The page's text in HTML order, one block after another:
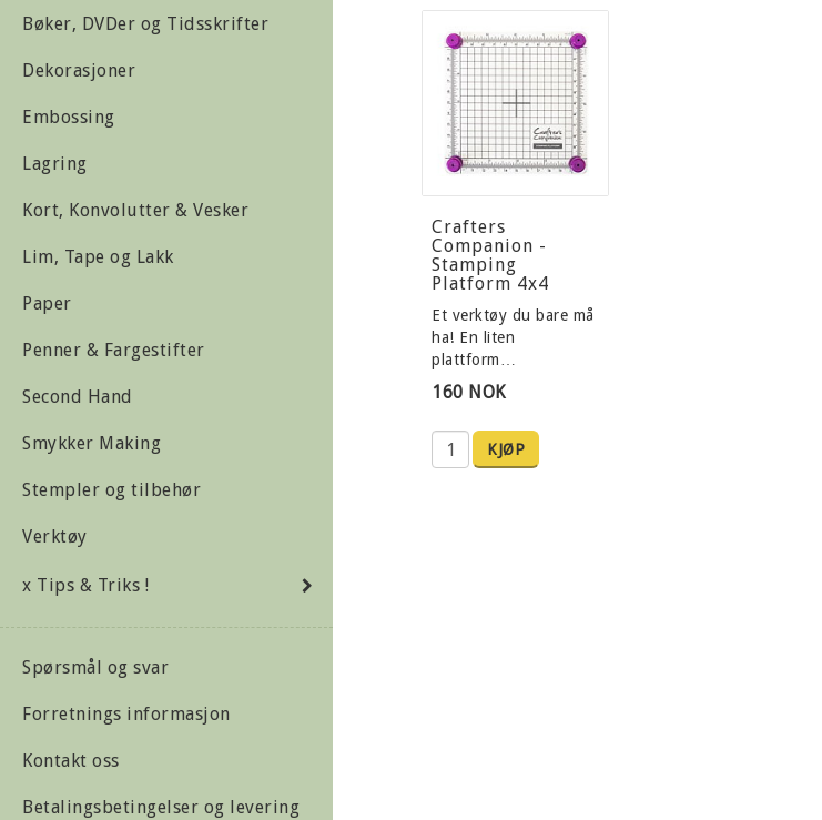
Bøker, DVDer og Tidsskrifter
Dekorasjoner
Embossing
Lagring
Kort, Konvolutter & Vesker
Lim, Tape og Lakk
Paper
Penner & Fargestifter
Second Hand
Smykker Making
Stempler og tilbehør
Verktøy
x Tips & Triks !
Spørsmål og svar
Forretnings informasjon
Kontakt oss
Betalingsbetingelser og levering
Crafters
Companion -
Stamping
Platform 4x4
Et verktøy du bare må
ha! En liten
plattform…
160 NOK
KJØP